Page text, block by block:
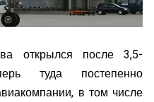
открылся после 3,5-
туда постепенно
в том числе